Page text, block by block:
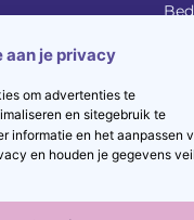
aan je privacy
om advertenties te
en sitegebruik te
informatie en het aanpassen
en houden je gegevens